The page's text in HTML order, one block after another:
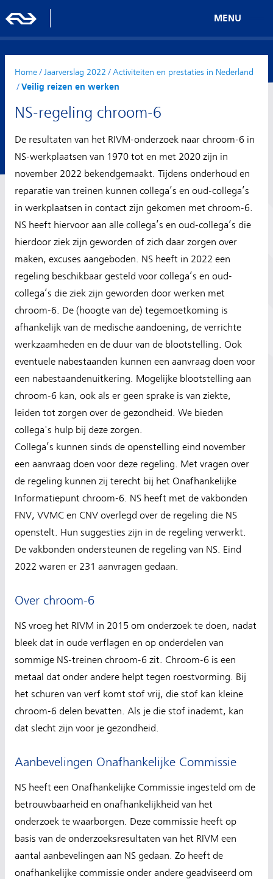
MENU
Home/ Jaarverslag 2022 / Activiteiten en prestaties in Nederland
/Veilig reizen en werken
NS-regeling chroom-6
De resultaten van het RIVM-onderzoek naar chroom-6 in
NS-werkplaatsen van 1970 tot en met 2020 zijn in
november 2022 bekendgemaakt. Tijdens onderhoud en
reparatie van treinen kunnen collega’s en oud-collega’s
in werkplaatsen in contact zijn gekomen met chroom-6.
NS heeft hiervoor aan alle collega’s en oud-collega’s die
hierdoor ziek zijn geworden of zich daar zorgen over
maken, excuses aangeboden. NS heeft in 2022 een
regeling beschikbaar gesteld voor collega’s en oud-
collega’s die ziek zijn geworden door werken met
chroom-6. De (hoogte van de) tegemoetkoming is
afhankelijk van de medische aandoening, de verrichte
werkzaamheden en de duur van de blootstelling. Ook
eventuele nabestaanden kunnen een aanvraag doen voor
een nabestaandenuitkering. Mogelijke blootstelling aan
chroom-6 kan, ook als er geen sprake is van ziekte,
leiden tot zorgen over de gezondheid. We bieden
collega's hulp bij deze zorgen.
Collega’s kunnen sinds de openstelling eind november
een aanvraag doen voor deze regeling. Met vragen over
de regeling kunnen zij terecht bij het Onafhankelijke
Informatiepunt chroom-6. NS heeft met de vakbonden
FNV, VVMC en CNV overlegd over de regeling die NS
openstelt. Hun suggesties zijn in de regeling verwerkt.
De vakbonden ondersteunen de regeling van NS. Eind
2022 waren er 231 aanvragen gedaan.
Over chroom-6
NS vroeg het RIVM in 2015 om onderzoek te doen, nadat
bleek dat in oude verflagen en op onderdelen van
sommige NS-treinen chroom-6 zit. Chroom-6 is een
metaal dat onder andere helpt tegen roestvorming. Bij
het schuren van verf komt stof vrij, die stof kan kleine
chroom-6 delen bevatten. Als je die stof inademt, kan
dat slecht zijn voor je gezondheid.
Aanbevelingen Onafhankelijke Commissie
NS heeft een Onafhankelijke Commissie ingesteld om de
betrouwbaarheid en onafhankelijkheid van het
onderzoek te waarborgen. Deze commissie heeft op
basis van de onderzoeksresultaten van het RIVM een
aantal aanbevelingen aan NS gedaan. Zo heeft de
onafhankelijke commissie onder andere geadviseerd om